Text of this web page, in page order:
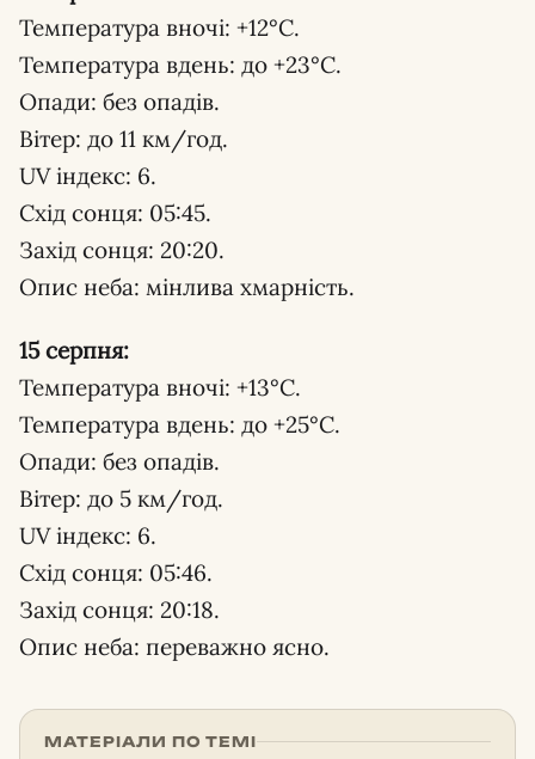
Температура вночі: +12°С.
Температура вдень: до +23°С.
Опади: без опадів.
Вітер: до 11 км/год.
UV індекс: 6.
Схід сонця: 05:45.
Захід сонця: 20:20.
Опис неба: мінлива хмарність.
15 серпня:
Температура вночі: +13°С.
Температура вдень: до +25°С.
Опади: без опадів.
Вітер: до 5 км/год.
UV індекс: 6.
Схід сонця: 05:46.
Захід сонця: 20:18.
Опис неба: переважно ясно.
МАТЕРІАЛИ ПО ТЕМІ